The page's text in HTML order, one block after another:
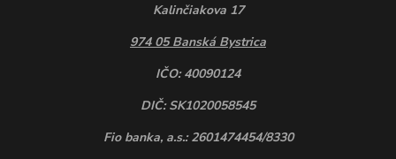
Kalinčiakova 17
974 05 Banská Bystrica
IČO: 40090124
DIČ: SK1020058545
Fio banka, a.s.: 2601474454/8330